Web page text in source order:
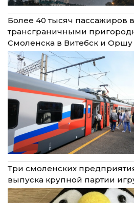
Более 40 тысяч пассажиров
трансграничными
Смоленска в Витебск и
Три смоленских
выпуска крупной партии